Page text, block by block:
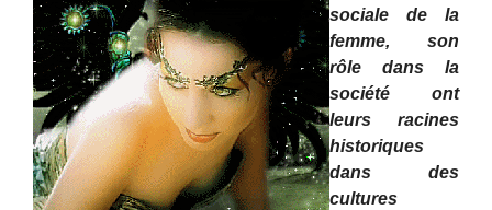
sociale de la
femme, son
rôle dans la
société ont
leurs racines
historiques
dans des
cultures